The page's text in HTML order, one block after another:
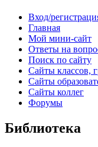
Вход/
Главная
Мой мини-сайт
Ответы на
Поиск по сайту
Сайты классов,
Сайты
Сайты коллег
Форумы
Библиотека